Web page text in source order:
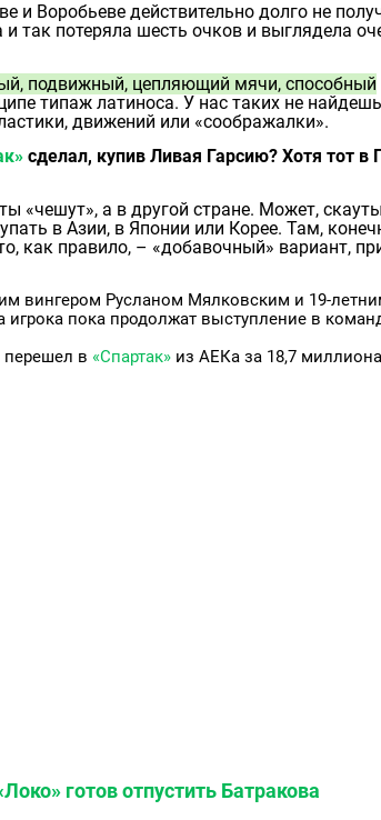
Воробьеве действительно долго не
потеряла шесть очков и выглядела
подвижный, цепляющий мячи, способный
типаж латиноса. У нас таких не
движений или «соображалки».
сделал, купив Ливая Гарсию? Хотя тот в
«чешут», а в другой стране. Может,
в Азии, в Японии или Корее. Там,
как правило, – «добавочный» вариант,
вингером Русланом Мялковским и 19-
пока продолжат выступление в
перешел в «Спартак» из АЕКа за 18,7
готов отпустить Батракова